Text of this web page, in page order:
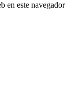
en este navegador